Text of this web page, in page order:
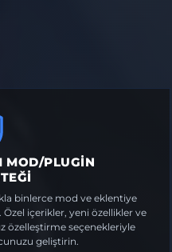
MOD/PLUGIN
binlerce mod ve eklentiye
Özel içerikler, yeni özellikler ve
özelleştirme seçenekleriyle
geliştirin.